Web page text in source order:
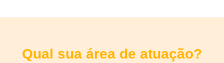
Qual sua área de atuação?